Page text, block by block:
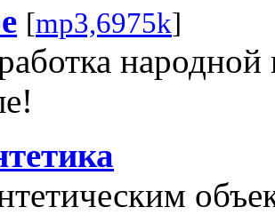
[mp3,6975k]
народной